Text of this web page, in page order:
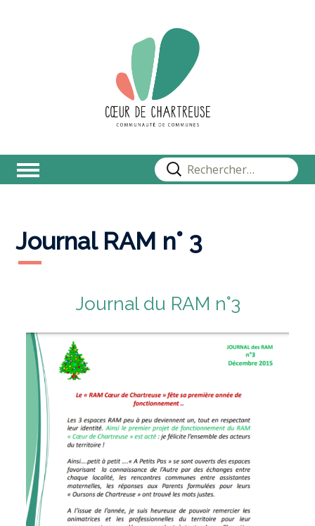
Rechercher :
Journal RAM n° 3
Journal du RAM n°3